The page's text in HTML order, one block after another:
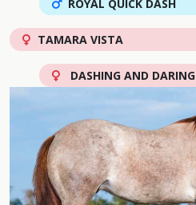
ROYAL QUICK DASH
TAMARA VISTA
DASHING AND DARING